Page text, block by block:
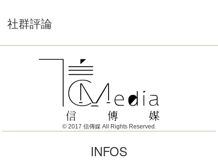
社群評論
© 2017 信傳媒 All Rights Reserved.
INFOS